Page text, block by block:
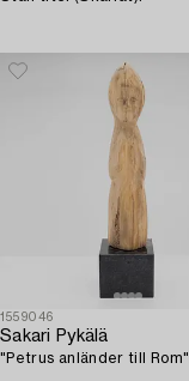
1559046
Sakari Pykälä
"Petrus anländer till Rom".